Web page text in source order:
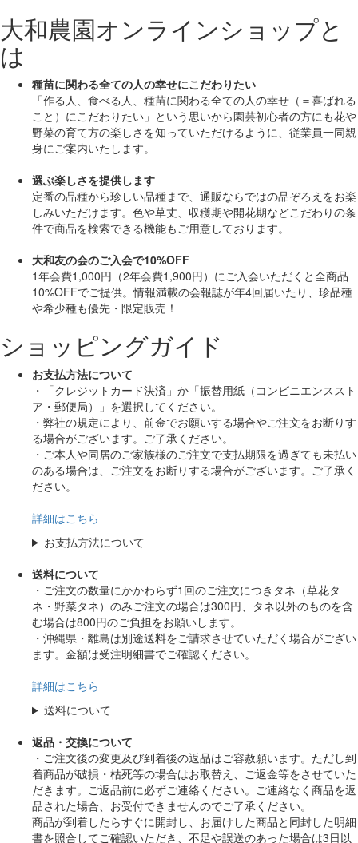
大和農園オンラインショップと
は
種苗に関わる全ての人の幸せにこだわりたい
「作る人、食べる人、種苗に関わる全ての人の幸せ（＝喜ばれる
こと）にこだわりたい」 という思いから園芸初心者の方にも花や
野菜の育て方の楽しさを知っていただけるように、従業員一同親
身にご案内いたします。
選ぶ楽しさを提供します
定番の品種から珍しい品種まで、通販ならではの品ぞろえをお楽
しみいただけます。色や草丈、収穫期や開花期などこだわりの条
件で商品を検索できる機能もご用意しております。
大和友の会のご入会で10%OFF
1年会費1,000円（2年会費1,900円）にご入会いただくと全商品
10%OFFでご提供。情報満載の会報誌が年4回届いたり、珍品種
や希少種も優先・限定販売！
ショッピングガイド
お支払方法について
・「クレジットカード決済」か「振替用紙（コンビニエンススト
ア・郵便局）」を選択してください。
・弊社の規定により、前金でお願いする場合やご注文をお断りす
る場合がございます。ご了承ください。
・ご本人や同居のご家族様のご注文で支払期限を過ぎても未払い
のある場合は、ご注文をお断りする場合がございます。ご了承く
ださい。
詳細はこちら
お支払方法について
送料について
・ご注文の数量にかかわらず1回のご注文につきタネ（草花タ
ネ・野菜タネ）のみご注文の場合は300円、タネ以外のものを含
む場合は800円のご負担をお願いします。
・沖縄県・離島は別途送料をご請求させていただく場合がござい
ます。金額は受注明細書でご確認ください。
詳細はこちら
送料について
返品・交換について
・ご注文後の変更及び到着後の返品はご容赦願います。ただし到
着商品が破損・枯死等の場合はお取替え、ご返金等をさせていた
だきます。ご返品前に必ずご連絡ください。ご連絡なく商品を返
品された場合、お受付できませんのでご了承ください。
商品が到着したらすぐに開封し、お届けした商品と同封した明細
書を照合してご確認いただき、不足や誤送のあった場合は3日以